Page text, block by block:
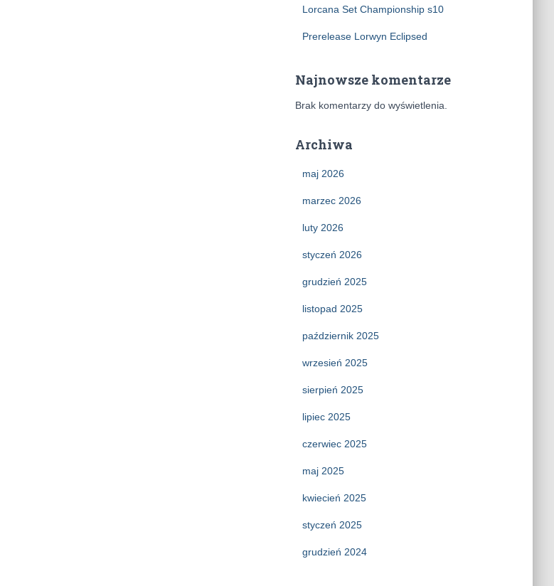
Lorcana Set Championship s10
Prerelease Lorwyn Eclipsed
Najnowsze komentarze
Brak komentarzy do wyświetlenia.
Archiwa
maj 2026
marzec 2026
luty 2026
styczeń 2026
grudzień 2025
listopad 2025
październik 2025
wrzesień 2025
sierpień 2025
lipiec 2025
czerwiec 2025
maj 2025
kwiecień 2025
styczeń 2025
grudzień 2024